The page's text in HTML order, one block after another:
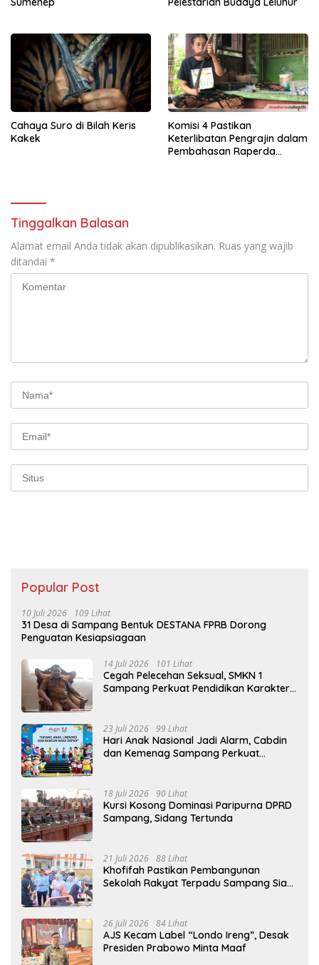
Cahaya Suro di Bilah Keris
Kakek
Komisi 4 Pastikan
Keterlibatan Pengrajin dalam
Pembahasan Raperda
Tinggalkan Balasan
Alamat email Anda tidak akan dipublikasikan. Ruas yang wajib
ditandai *
Popular Post
10 Juli 2026 109 Lihat
31 Desa di Sampang Bentuk DESTANA FPRB Dorong
Penguatan Kesiapsiagaan
14 Juli 2026 101 Lihat
Cegah Pelecehan Seksual, SMKN 1
Sampang Perkuat Pendidikan Karakter
23 Juli 2026 99 Lihat
Hari Anak Nasional Jadi Alarm, Cabdin
dan Kemenag Sampang Perkuat
18 Juli 2026 90 Lihat
Kursi Kosong Dominasi Paripurna DPRD
Sampang, Sidang Tertunda
21 Juli 2026 88 Lihat
Khofifah Pastikan Pembangunan
Sekolah Rakyat Terpadu Sampang Siap
26 Juli 2026 84 Lihat
AJS Kecam Label “Londo Ireng”, Desak
Presiden Prabowo Minta Maaf